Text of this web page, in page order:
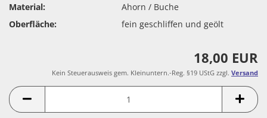
Material:
Ahorn / Buche
Oberfläche:
fein geschliffen und geölt
18,00 EUR
Kein Steuerausweis gem. Kleinuntern.-Reg. §19 UStG zzgl. Versand